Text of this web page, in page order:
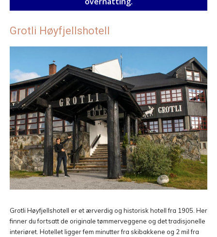
Grotli Høyfjellshotell
Grotli Høyfjellshotell er et ærverdig og historisk hotell fra 1905. Her
finner du fortsatt de originale tømmerveggene og det tradisjonelle
interiøret. Hotellet ligger fem minutter fra skibakkene og 2 mil fra